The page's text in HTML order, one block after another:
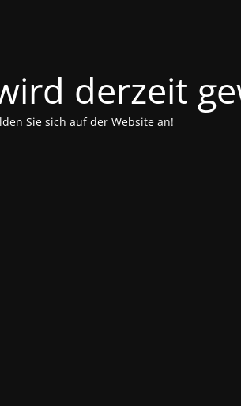
derzeit
Sie sich auf der Website an!